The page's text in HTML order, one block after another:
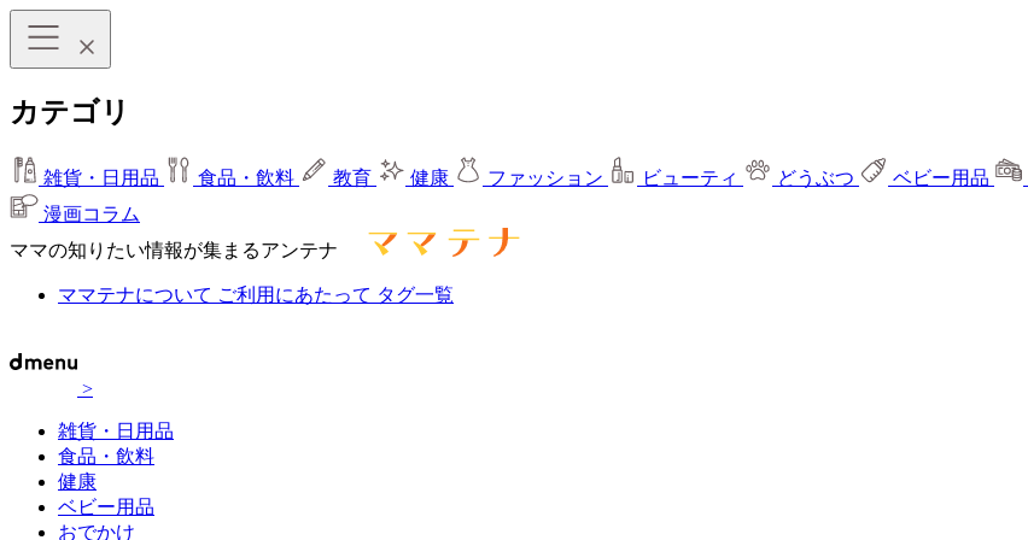
カテゴリ
雑貨・日用品 食品・飲料 教育 健康 ファッション ビューティ どうぶつ ベビー用品
漫画コラム
ママの知りたい情報が集まるアンテナ
ママテナについて ご利用にあたって タグ一覧
>
雑貨・日用品
食品・飲料
健康
ベビー用品
おでかけ